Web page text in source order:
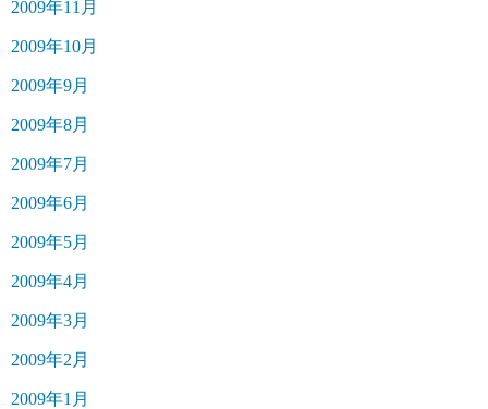
2009年11月
2009年10月
2009年9月
2009年8月
2009年7月
2009年6月
2009年5月
2009年4月
2009年3月
2009年2月
2009年1月